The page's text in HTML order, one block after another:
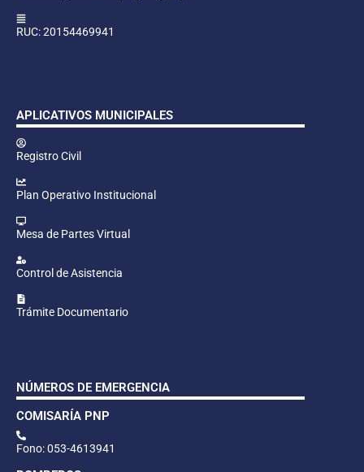
RUC: 20154469941
APLICATIVOS MUNICIPALES
Registro Civil
Plan Operativo Institucional
Mesa de Partes Virtual
Control de Asistencia
Trámite Documentario
NÚMEROS DE EMERGENCIA
COMISARÍA PNP
Fono: 053-4613941